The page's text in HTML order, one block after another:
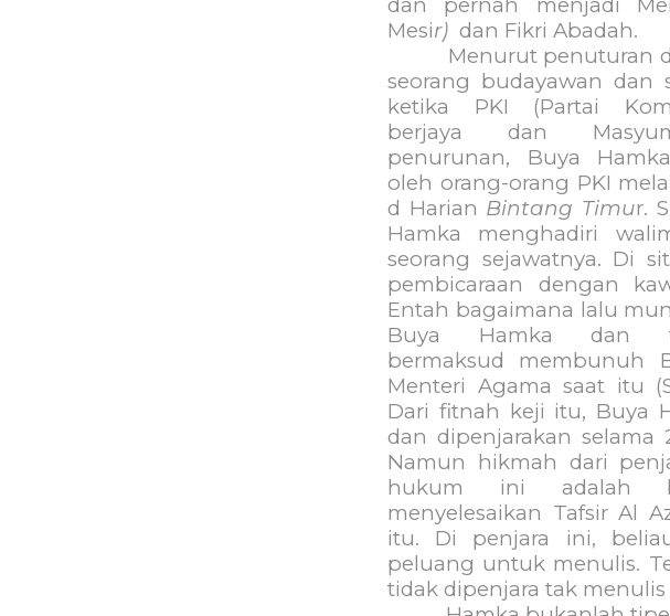
Mesir) dan Fikri Abadah.
Menurut penuturan
seorang budayawan dan
ketika PKI (Partai
berjaya dan
penurunan, Buya
oleh orang-orang PKI
d Harian Bintang Timur.
Hamka menghadiri
seorang sejawatnya. Di
pembicaraan dengan
Entah bagaimana lalu
Buya Hamka dan
bermaksud membunuh
Menteri Agama saat itu
Dari fitnah keji itu, Buya
dan dipenjarakan
Namun hikmah dari
hukum ini adalah
menyelesaikan Tafsir Al
itu. Di penjara ini,
peluang untuk menulis.
tidak dipenjara tak